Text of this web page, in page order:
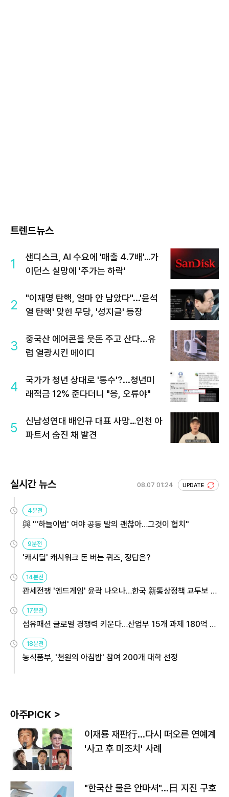
트렌드뉴스
1
샌디스크, AI 수요에 '매출 4.7배'…가
이던스 실망에 '주가는 하락'
2
"이재명 탄핵, 얼마 안 남았다"...'윤석
열 탄핵' 맞힌 무당, '성지글' 등장
3
중국산 에어콘을 웃돈 주고 산다...유
럽 열광시킨 메이디
4
국가가 청년 상대로 '통수'?...청년미
래적금 12% 준다더니 "응, 오류야"
5
신남성연대 배인규 대표 사망…인천 아
파트서 숨진 채 발견
실시간 뉴스 08.07 01:24 UPDATE
4분전
與 "'하늘이법' 여야 공동 발의 괜찮아…그것이 협치"
9분전
'캐시딜' 캐시워크 돈 버는 퀴즈, 정답은?
14분전
관세전쟁 '엔드게임' 윤곽 나오나…한국 新통상정책 교두보 활
용해야
17분전
섬유패션 글로벌 경쟁력 키운다…산업부 15개 과제 180억 지
원
18분전
농식품부, '천원의 아침밥' 참여 200개 대학 선정
아주PICK >
이재룡 재판行…다시 떠오른 연예계
'사고 후 미조치' 사례
"한국산 물은 안마셔"…日 지진 구호